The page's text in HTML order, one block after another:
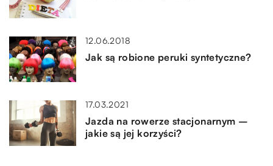
12.06.2018
Jak są robione peruki syntetyczne?
17.03.2021
Jazda na rowerze stacjonarnym –
jakie są jej korzyści?